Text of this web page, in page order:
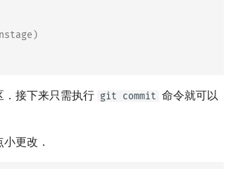
．接下来只需执行 git commit 命令就可以
小更改．